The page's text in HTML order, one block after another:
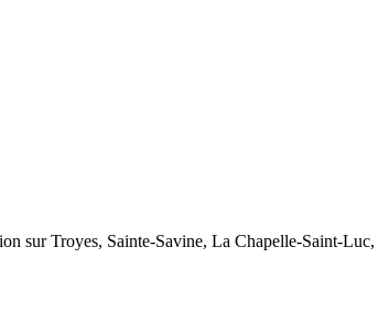
sur Troyes, Sainte-Savine, La Chapelle-Saint-Luc,